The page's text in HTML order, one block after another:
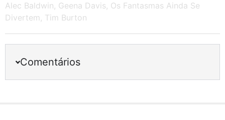
Alec Baldwin, Geena Davis, Os Fantasmas Ainda Se
Divertem , Tim Burton
Comentários